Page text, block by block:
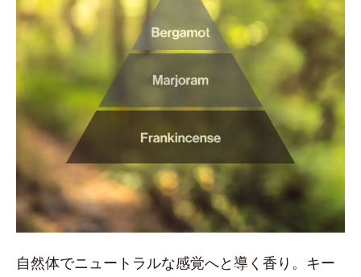
自然体でニュートラルな感覚へと導く香り。キー